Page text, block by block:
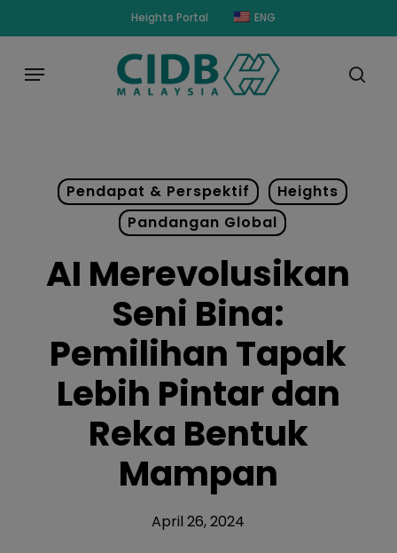
content
Heights Portal ENG
Menu
Pendapat & Perspektif
Heights
Pandangan Global
AI Merevolusikan
Seni Bina:
Pemilihan Tapak
Lebih Pintar dan
Reka Bentuk
Mampan
April 26, 2024
modal-check